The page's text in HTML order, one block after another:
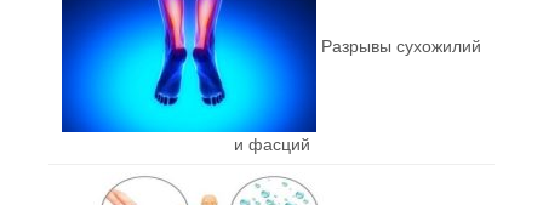
Разрывы сухожилий
и фасций